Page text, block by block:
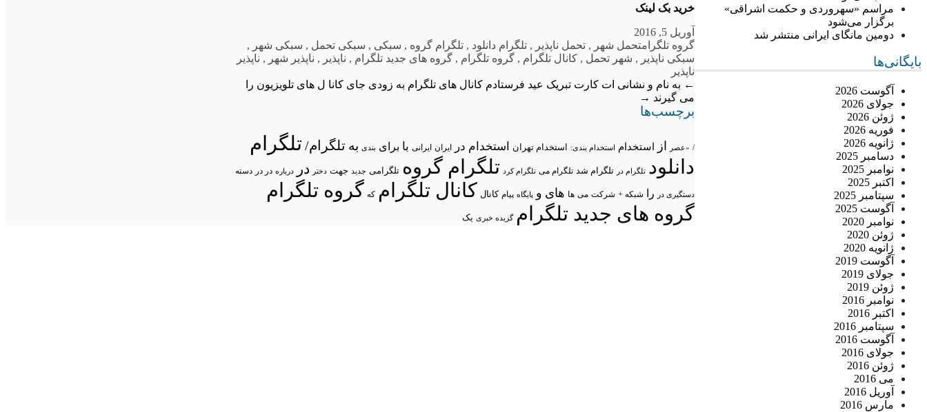
مراسم «سهروردی و حکمت اشراقی»
برگزار می‌شود
دومین مانگای ایرانی منتشر شد
بایگانی‌ها
آگوست 2026
جولای 2026
ژوئن 2026
فوریه 2026
ژانویه 2026
دسامبر 2025
نوامبر 2025
اکتبر 2025
سپتامبر 2025
آگوست 2025
نوامبر 2020
ژوئن 2020
ژانویه 2020
آگوست 2019
جولای 2019
ژوئن 2019
نوامبر 2016
اکتبر 2016
سپتامبر 2016
آگوست 2016
جولای 2016
ژوئن 2016
می 2016
آوریل 2016
مارس 2016
خرید بک لینک
آوریل 5, 2016
گروه تلگرامتحمل شهر , تحمل ناپذیر , تلگرام دانلود , تلگرام گروه , سبکی , سبکی تحمل , سبکی شهر ,
سبکی ناپذیر , شهر تحمل , کانال تلگرام , گروه تلگرام , گروه های جدید تلگرام , ناپذیر , ناپذیر شهر , ناپذیر
ناپذیر
← به نام و نشانی ات کارت تبریک عید فرستادم کانال های تلگرام به زودی جای کانا ل های تلویزیون را
می گیرند →
برچسب‌ها
/ «عصر از استخدام استخدام بندی: استخدام تهران استخدام در ایران ایرانی با برای بندی به تلگرام/ تلگرام
دانلود تلگرام در تلگرام شد تلگرام می تلگرام کرد تلگرام گروه تلگرامی جدید جهت دختر در درباره در در دسته
دستگیری در را شبکه + شرکت می ها های و پایگاه پیام کانال کانال تلگرام که گروه تلگرام
گروه های جدید تلگرام گزیده خبری یک